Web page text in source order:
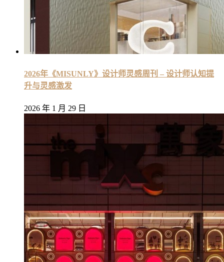
2026年《MISUNLY》设计师灵感周刊 – 设计师认知提
升与灵感激发
2026 年 1 月 29 日